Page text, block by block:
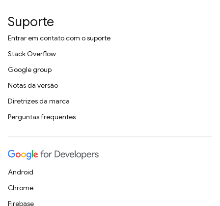
Suporte
Entrar em contato com o suporte
Stack Overflow
Google group
Notas da versão
Diretrizes da marca
Perguntas frequentes
Android
Chrome
Firebase